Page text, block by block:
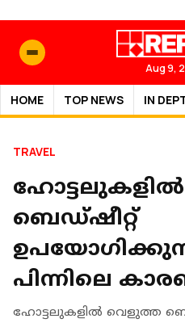
Aug 9,
HOME TOP NEWS IN
TRAVEL
ബെഡ്ഷീറ്റ്
പിന്നിലെ
ഹോട്ടലുകളില്‍ വെളുത്ത